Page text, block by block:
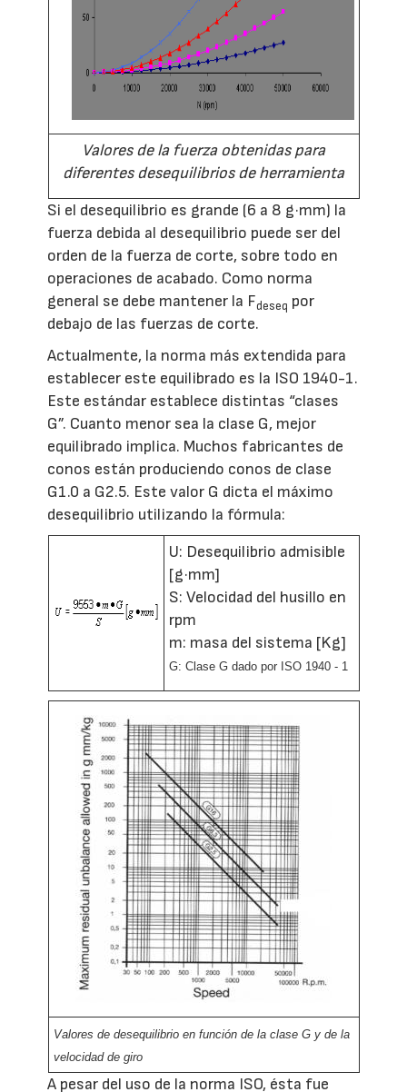
Valores de la fuerza obtenidas para
diferentes desequilibrios de herramienta
Si el desequilibrio es grande (6 a 8 g·mm) la
fuerza debida al desequilibrio puede ser del
orden de la fuerza de corte, sobre todo en
operaciones de acabado. Como norma
general se debe mantener la Fdeseq por
debajo de las fuerzas de corte.
Actualmente, la norma más extendida para
establecer este equilibrado es la ISO 1940-1.
Este estándar establece distintas “clases
G”. Cuanto menor sea la clase G, mejor
equilibrado implica. Muchos fabricantes de
conos están produciendo conos de clase
G1.0 a G2.5. Este valor G dicta el máximo
desequilibrio utilizando la fórmula:
U: Desequilibrio admisible
[g·mm]
S: Velocidad del husillo en
rpm
m: masa del sistema [Kg]
G: Clase G dado por ISO 1940 - 1
Valores de desequilibrio en función de la clase G y de la
velocidad de giro
A pesar del uso de la norma ISO, ésta fue